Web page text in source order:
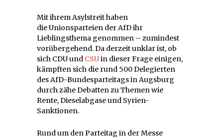
Mit ihrem Asylstreit haben
die Unionsparteien der AfD ihr
Lieblingsthema genommen – zumindest
vorübergehend. Da derzeit unklar ist, ob
sich CDU und CSUin dieser Frage einigen,
kämpften sich die rund 500 Delegierten
des AfD-Bundesparteitags in Augsburg
durch zähe Debatten zu Themen wie
Rente, Dieselabgase und Syrien-
Sanktionen.
Rund um den Parteitag in der Messe